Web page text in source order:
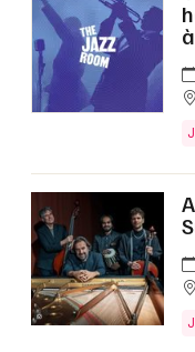
Grands
Activité &
Manifestations
Spectacles
Concerts
Sports
Lyon
Marseille
Nantes
Nice
Paris
Aujourd'hui
Demain